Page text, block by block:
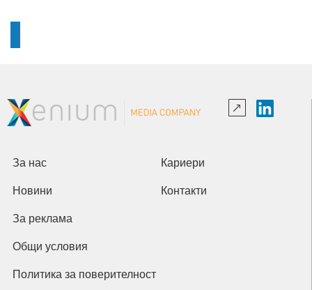
За нас Кариери
Новини Контакти
За реклама
Общи условия
Политика за поверителност